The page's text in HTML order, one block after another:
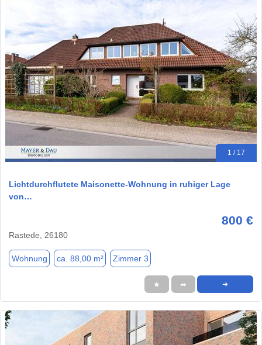
1 / 17
Lichtdurchflutete Maisonette-Wohnung in ruhiger Lage
von…
800 €
Rastede, 26180
Wohnung ca. 88,00 m² Zimmer 3
★ ➦ ➜